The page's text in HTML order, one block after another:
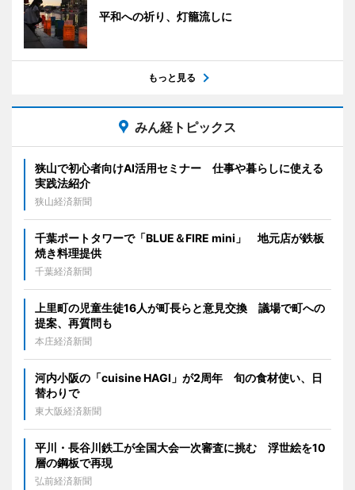
平和への祈り、灯籠流しに
もっと見る
みん経トピックス
狭山で初心者向けAI活用セミナー 仕事や暮らしに使える
実践法紹介
狭山経済新聞
千葉ポートタワーで「BLUE＆FIRE mini」 地元店が鉄板
焼き料理提供
千葉経済新聞
上里町の児童生徒16人が町長らと意見交換 議場で町への
提案、再質問も
本庄経済新聞
河内小阪の「cuisine HAGI」が2周年 旬の食材使い、日
替わりで
東大阪経済新聞
平川・長谷川鉄工が全国大会一次審査に挑む 浮世絵を10
層の鋼板で再現
弘前経済新聞